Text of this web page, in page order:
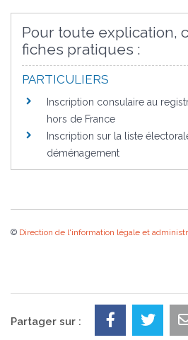
Pour toute explication,
fiches pratiques :
PARTICULIERS
Inscription consulaire au
hors de France
Inscription sur la liste
déménagement
© Direction de l'information légale et
Partager sur :